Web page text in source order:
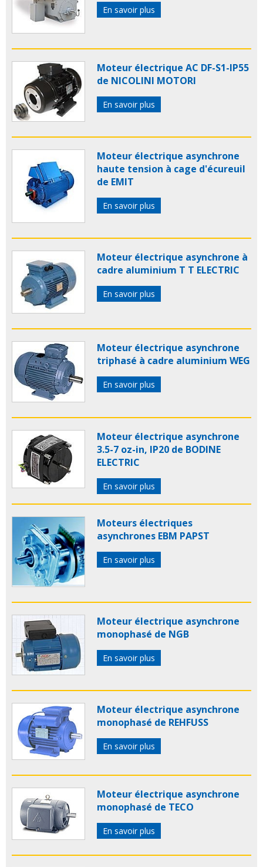
En savoir plus
Moteur électrique AC DF-S1-IP55
de NICOLINI MOTORI
En savoir plus
Moteur électrique asynchrone
haute tension à cage d'écureuil
de EMIT
En savoir plus
Moteur électrique asynchrone à
cadre aluminium T T ELECTRIC
En savoir plus
Moteur électrique asynchrone
triphasé à cadre aluminium WEG
En savoir plus
Moteur électrique asynchrone
3.5-7 oz-in, IP20 de BODINE
ELECTRIC
En savoir plus
Moteurs électriques
asynchrones EBM PAPST
En savoir plus
Moteur électrique asynchrone
monophasé de NGB
En savoir plus
Moteur électrique asynchrone
monophasé de REHFUSS
En savoir plus
Moteur électrique asynchrone
monophasé de TECO
En savoir plus